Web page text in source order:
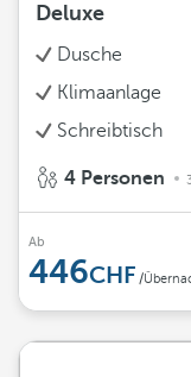
Deluxe
Dusche
Klimaanlage
Schreibtisch
4 Personen
Ab
446 /